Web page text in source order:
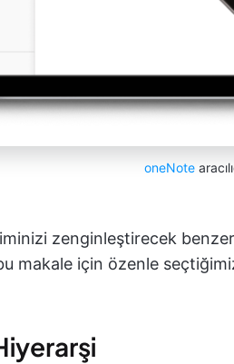
oneNote
zenginleştirecek
makale için özenle